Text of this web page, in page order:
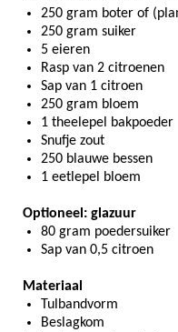
250 gram boter of
250 gram suiker
5 eieren
Rasp van 2 citroenen
Sap van 1 citroen
250 gram bloem
1 theelepel bakpoeder
Snufje zout
250 blauwe bessen
1 eetlepel bloem
Optioneel: glazuur
80 gram poedersuiker
Sap van 0,5 citroen
Materiaal
Tulbandvorm
Beslagkom